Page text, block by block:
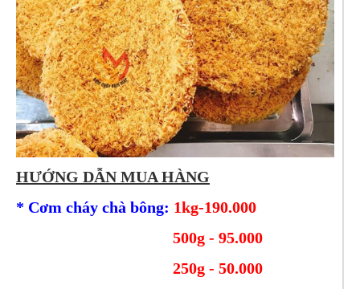
HƯỚNG DẪN MUA HÀNG
* Cơm cháy chà bông: 1kg-190.000
500g - 95.000
250g - 50.000